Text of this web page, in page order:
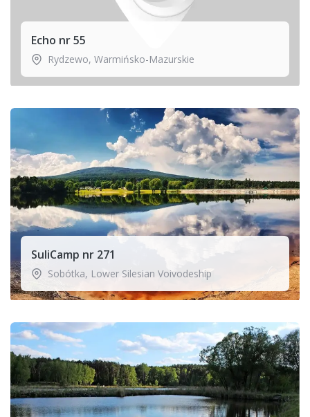
Echo nr 55
Rydzewo, Warmińsko-Mazurskie
SuliCamp nr 271
Sobótka, Lower Silesian Voivodeship